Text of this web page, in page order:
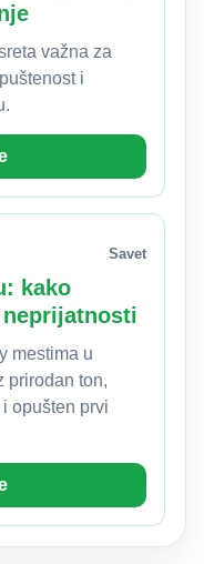
važna za
i
Savet
kako
mestima u
prirodan ton,
opušten prvi